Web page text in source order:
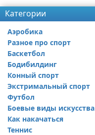
Категории
Аэробика
Разное про спорт
Баскетбол
Бодибилдинг
Конный спорт
Экстримальный спорт
Футбол
Боевые виды искусства
Как накачаться
Теннис